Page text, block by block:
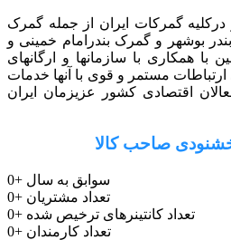
درکلیه گمرکات ایران از جمله گمرک
بوشهر و گمرک بندرامام خمینی و
با همکاری با سازمانها و ارگانهای
مستمر و قوی با آنها خدمات
اقتصادی کشور عزیزمان ایران
خشنودی صاحب کالا
0+ سوابق به سال
0+ تعداد مشتریان
0+ تعداد کانتینرهای ترخیص شده
0+ تعداد کارمندان